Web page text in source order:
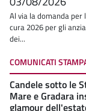
Al via la domanda per
cura 2026 per gli
dei...
COMUNICATI
Candele sotto le
Mare e Gradara
glamour